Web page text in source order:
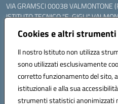
Cookies e altri
Il nostro Istituto non utilizza
sono utilizzati esclusivamente
corretto funzionamento del sito,
istituzionali e alla sua
strumenti statistici anonimizzati
VIA GRAMSCI 00038 VALMONTONE
ISTITUTO TECNICO "E. GIGLI"
06121126825
LICEO DELLE SCIENZE UMANE
Mail: RMIS099002@istruzione.it -
Codice meccanografico: RMIS099002
Codice fiscale: 95036960581